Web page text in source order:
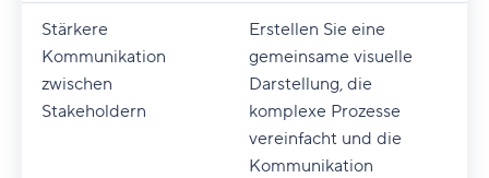
Stärkere
Kommunikation
zwischen
Stakeholdern
Erstellen Sie eine
gemeinsame visuelle
Darstellung, die
komplexe Prozesse
vereinfacht und die
Kommunikation